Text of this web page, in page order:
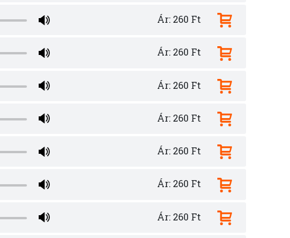
Ár: 260 Ft
Ár: 260 Ft
Ár: 260 Ft
Ár: 260 Ft
Ár: 260 Ft
Ár: 260 Ft
Ár: 260 Ft